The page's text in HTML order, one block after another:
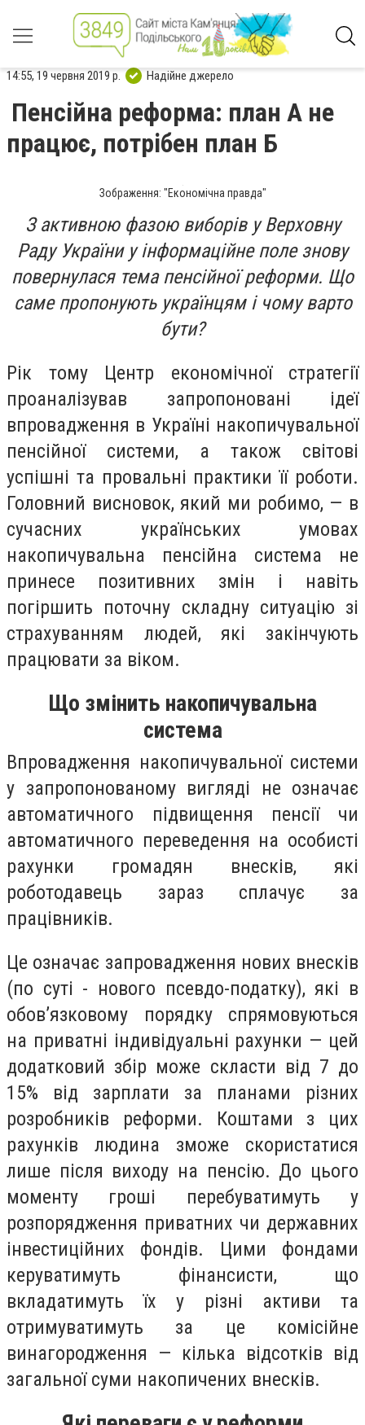
14:55, 19 червня 2019 р. Надійне джерело
Пенсійна реформа: план А не
працює, потрібен план Б
Зображення: "Економічна правда"
З активною фазою виборів у Верховну
Раду України у інформаційне поле знову
повернулася тема пенсійної реформи. Що
саме пропонують українцям і чому варто
бути?
Рік тому Центр економічної стратегії
проаналізував запропоновані ідеї
впровадження в Україні накопичувальної
пенсійної системи, а також світові
успішні та провальні практики її роботи.
Головний висновок, який ми робимо, — в
сучасних українських умовах
накопичувальна пенсійна система не
принесе позитивних змін і навіть
погіршить поточну складну ситуацію зі
страхуванням людей, які закінчують
працювати за віком.
Що змінить накопичувальна
система
Впровадження накопичувальної системи
у запропонованому вигляді не означає
автоматичного підвищення пенсії чи
автоматичного переведення на особисті
рахунки громадян внесків, які
роботодавець зараз сплачує за
працівників.
Це означає запровадження нових внесків
(по суті - нового псевдо-податку), які в
обов’язковому порядку спрямовуються
на приватні індивідуальні рахунки — цей
додатковий збір може скласти від 7 до
15% від зарплати за планами різних
розробників реформи. Коштами з цих
рахунків людина зможе скористатися
лише після виходу на пенсію. До цього
моменту гроші перебуватимуть у
розпорядження приватних чи державних
інвестиційних фондів. Цими фондами
керуватимуть фінансисти, що
вкладатимуть їх у різні активи та
отримуватимуть за це комісійне
винагородження — кілька відсотків від
загальної суми накопичених внесків.